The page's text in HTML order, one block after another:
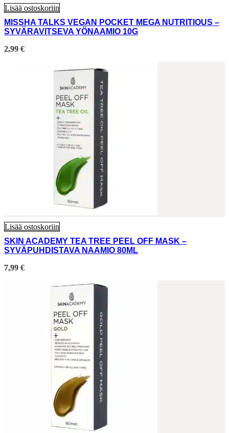
Lisää ostoskoriin
MISSHA TALKS VEGAN POCKET MEGA NUTRITIOUS –
SYVÄRAVITSEVA YÖNAAMIO 10G
2,99 €
Lisää ostoskoriin
SKIN ACADEMY TEA TREE PEEL OFF MASK –
SYVÄPUHDISTAVA NAAMIO 80ML
7,99 €